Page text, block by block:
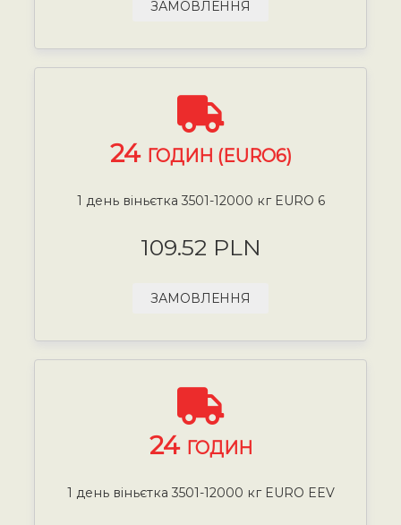
ЗАМОВЛЕННЯ
24 ГОДИН (EURO6)
1 день віньєтка 3501-12000 кг EURO 6
109.52 PLN
ЗАМОВЛЕННЯ
24 ГОДИН
1 день віньєтка 3501-12000 кг EURO EEV